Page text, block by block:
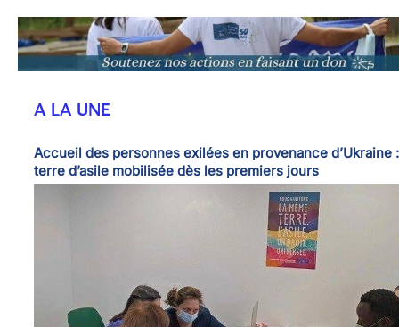
A LA UNE
Accueil des personnes exilées en provenance d’Ukraine
terre d’asile mobilisée dès les premiers jours